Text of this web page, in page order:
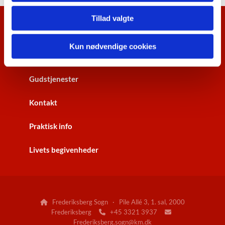
Tillad valgte
Kun nødvendige cookies
Kalenderoversigt
Gudstjenester
Kontakt
Praktisk info
Livets begivenheder

Frederiksberg Sogn · Pile Allé 3, 1. sal, 2000
Frederiksberg
+45 3321 3937 
Frederiksberg.sogn@km.dk